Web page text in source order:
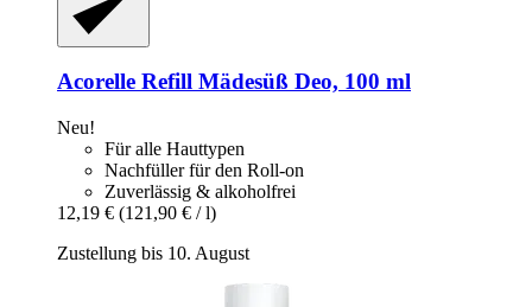
Acorelle Refill Mädesüß Deo, 100 ml
Neu!
Für alle Hauttypen
Nachfüller für den Roll-on
Zuverlässig & alkoholfrei
12,19 € (121,90 € / l)
Zustellung bis 10. August